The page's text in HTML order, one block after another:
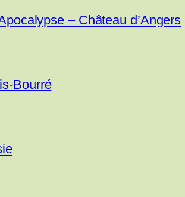
– Château d’Angers
Bourré